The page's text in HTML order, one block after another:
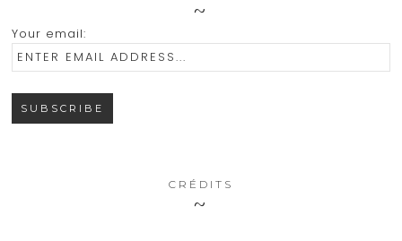
Your email:
CRÉDITS